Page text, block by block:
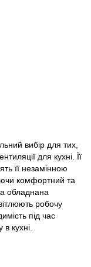
вибір для тих,
для кухні. Її
її незамінною
комфортний та
обладнана
робочу
під час
кухні.